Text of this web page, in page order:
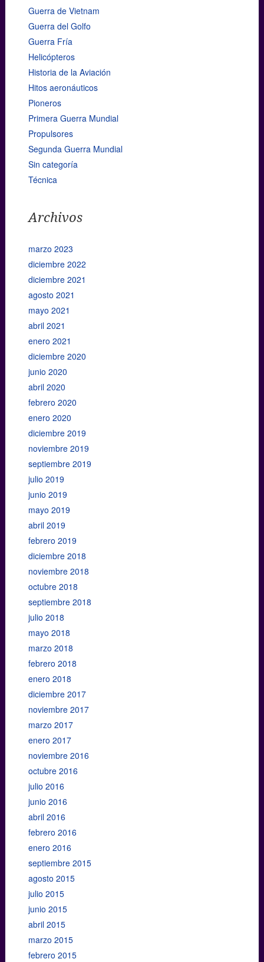
Guerra de Vietnam
Guerra del Golfo
Guerra Fría
Helicópteros
Historia de la Aviación
Hitos aeronáuticos
Pioneros
Primera Guerra Mundial
Propulsores
Segunda Guerra Mundial
Sin categoría
Técnica
Archivos
marzo 2023
diciembre 2022
diciembre 2021
agosto 2021
mayo 2021
abril 2021
enero 2021
diciembre 2020
junio 2020
abril 2020
febrero 2020
enero 2020
diciembre 2019
noviembre 2019
septiembre 2019
julio 2019
junio 2019
mayo 2019
abril 2019
febrero 2019
diciembre 2018
noviembre 2018
octubre 2018
septiembre 2018
julio 2018
mayo 2018
marzo 2018
febrero 2018
enero 2018
diciembre 2017
noviembre 2017
marzo 2017
enero 2017
noviembre 2016
octubre 2016
julio 2016
junio 2016
abril 2016
febrero 2016
enero 2016
septiembre 2015
agosto 2015
julio 2015
junio 2015
abril 2015
marzo 2015
febrero 2015